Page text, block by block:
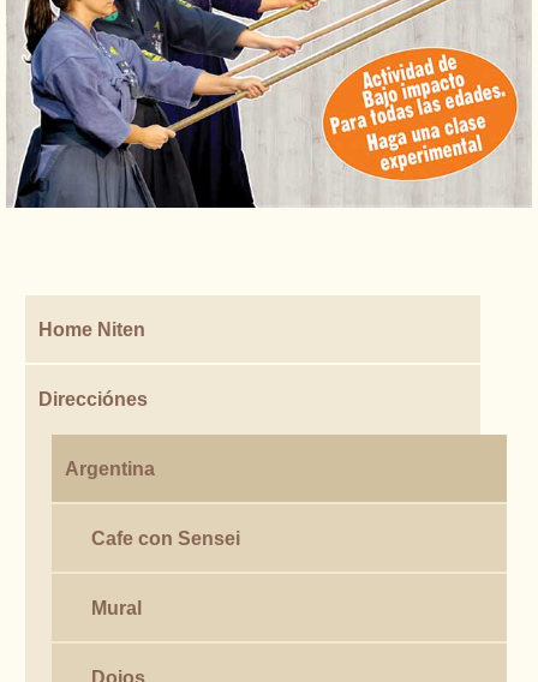
Home Niten
Direcciónes
Argentina
Cafe con Sensei
Mural
Dojos